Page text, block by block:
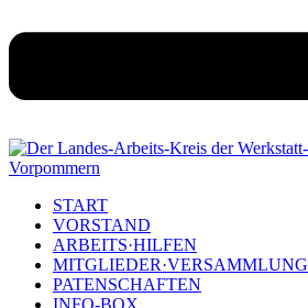
START
VORSTAND
ARBEITS·HILFEN
MITGLIEDER·VERSAMMLUNG
PATENSCHAFTEN
INFO-BOX